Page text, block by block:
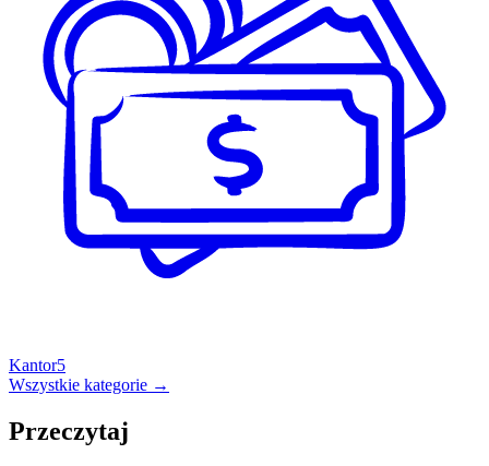
Kantor5
Wszystkie kategorie →
Przeczytaj